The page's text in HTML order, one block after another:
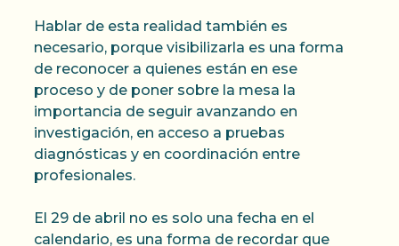
Hablar de esta realidad también es
necesario, porque visibilizarla es una forma
de reconocer a quienes están en ese
proceso y de poner sobre la mesa la
importancia de seguir avanzando en
investigación, en acceso a pruebas
diagnósticas y en coordinación entre
profesionales.
El 29 de abril no es solo una fecha en el
calendario, es una forma de recordar que